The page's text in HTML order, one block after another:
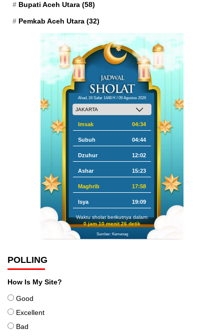
Bupati Aceh Utara (58)
Pemkab Aceh Utara (32)
Ahad, 24 Safar 1448 H / 09 Agustus 2026
Imsak 04:34
Subuh 04:44
Dzuhur 12:02
Ashar 15:23
Maghrib 17:58
Isya 19:09
Waktu sholat berikutnya dalam:
0 jam 10 menit 25 detik
Sumber: Kemenag
POLLING
How Is My Site?
Good
Excellent
Bad